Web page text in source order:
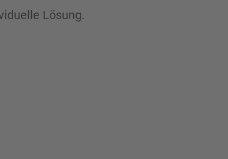
Lösung.